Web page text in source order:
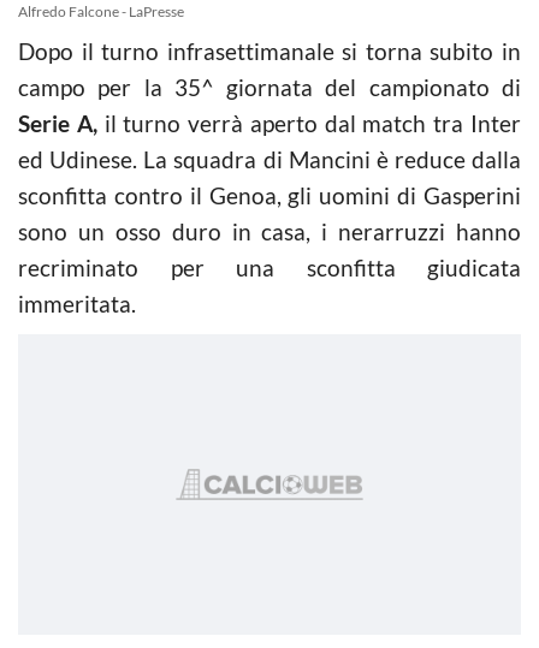
Alfredo Falcone - LaPresse
Dopo il turno infrasettimanale si torna subito in
campo per la 35^ giornata del campionato di
Serie A, il turno verrà aperto dal match tra Inter
ed Udinese. La squadra di Mancini è reduce dalla
sconfitta contro il Genoa, gli uomini di Gasperini
sono un osso duro in casa, i nerarruzzi hanno
recriminato per una sconfitta giudicata
immeritata.